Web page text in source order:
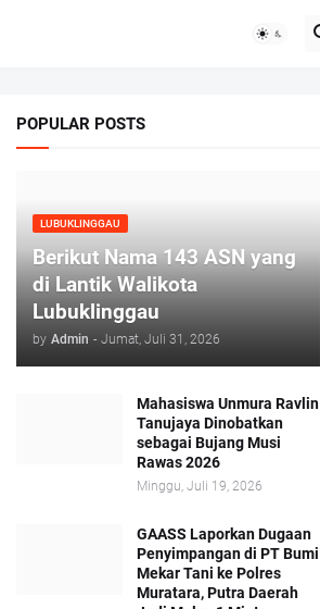
POPULAR POSTS
LUBUKLINGGAU
Berikut Nama 143 ASN yang
di Lantik Walikota
Lubuklinggau
by Admin - Jumat, Juli 31, 2026
Mahasiswa Unmura Ravlin
Tanujaya Dinobatkan
sebagai Bujang Musi
Rawas 2026
Minggu, Juli 19, 2026
GAASS Laporkan Dugaan
Penyimpangan di PT Bumi
Mekar Tani ke Polres
Muratara, Putra Daerah